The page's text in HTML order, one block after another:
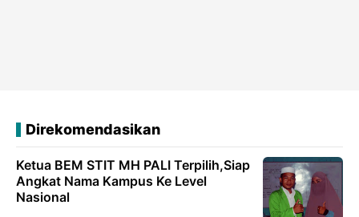
Direkomendasikan
Ketua BEM STIT MH PALI Terpilih,Siap
Angkat Nama Kampus Ke Level
Nasional